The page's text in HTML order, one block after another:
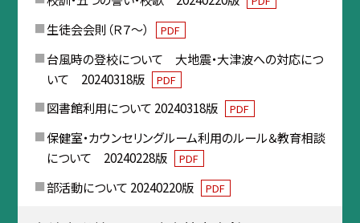
生徒会会則（Ｒ７～） PDF
台風時の登校について 大地震・大津波への対応につ
いて 20240318版
PDF
図書館利用について 20240318版 PDF
保健室・カウンセリングルーム利用のルール＆教育相談
について 20240228版
PDF
部活動について 20240220版 PDF